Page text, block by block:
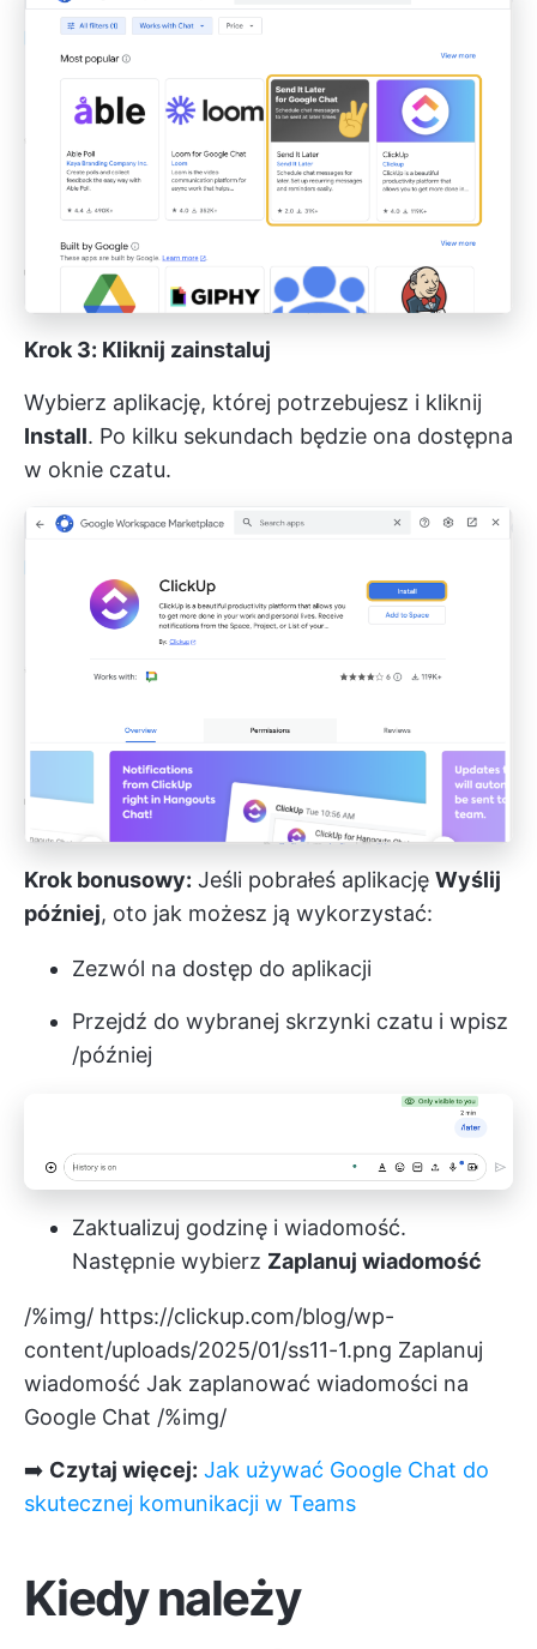
Krok 3: Kliknij zainstaluj
Wybierz aplikację, której potrzebujesz i kliknij
Install. Po kilku sekundach będzie ona dostępna
w oknie czatu.
Krok bonusowy: Jeśli pobrałeś aplikację Wyślij
później, oto jak możesz ją wykorzystać:
Zezwól na dostęp do aplikacji
Przejdź do wybranej skrzynki czatu i wpisz
/później
Zaktualizuj godzinę i wiadomość.
Następnie wybierz Zaplanuj wiadomość
/%img/ https://clickup.com/blog/wp-
content/uploads/2025/01/ss11-1.png Zaplanuj
wiadomość Jak zaplanować wiadomości na
Google Chat /%img/
➡️ Czytaj więcej: Jak używać Google Chat do
skutecznej komunikacji w Teams
Kiedy należy